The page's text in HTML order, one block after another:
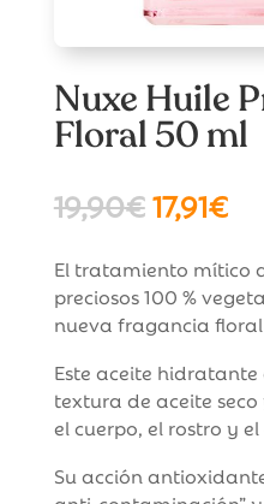
Nuxe Huile
Floral 50 ml
19,90€El
precio
original
era:
19,90€.
17,91€El
es:
El tratamiento mítico
preciosos 100 %
nueva fragancia
Este aceite
textura de aceite
el cuerpo, el rostro y
Su acción